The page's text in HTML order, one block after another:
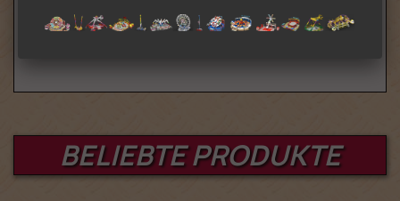
Alter: 12+
BELIEBTE PRODUKTE